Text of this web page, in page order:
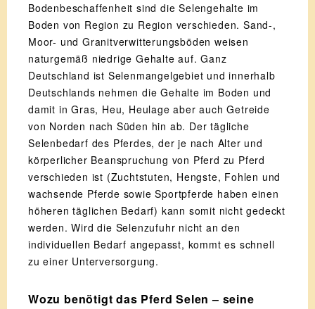
Bodenbeschaffenheit sind die Selengehalte im
Boden von Region zu Region verschieden. Sand-,
Moor- und Granitverwitterungsböden weisen
naturgemäß niedrige Gehalte auf. Ganz
Deutschland ist Selenmangelgebiet und innerhalb
Deutschlands nehmen die Gehalte im Boden und
damit in Gras, Heu, Heulage aber auch Getreide
von Norden nach Süden hin ab. Der tägliche
Selenbedarf des Pferdes, der je nach Alter und
körperlicher Beanspruchung von Pferd zu Pferd
verschieden ist (Zuchtstuten, Hengste, Fohlen und
wachsende Pferde sowie Sportpferde haben einen
höheren täglichen Bedarf) kann somit nicht gedeckt
werden. Wird die Selenzufuhr nicht an den
individuellen Bedarf angepasst, kommt es schnell
zu einer Unterversorgung.
Wozu benötigt das Pferd Selen – seine